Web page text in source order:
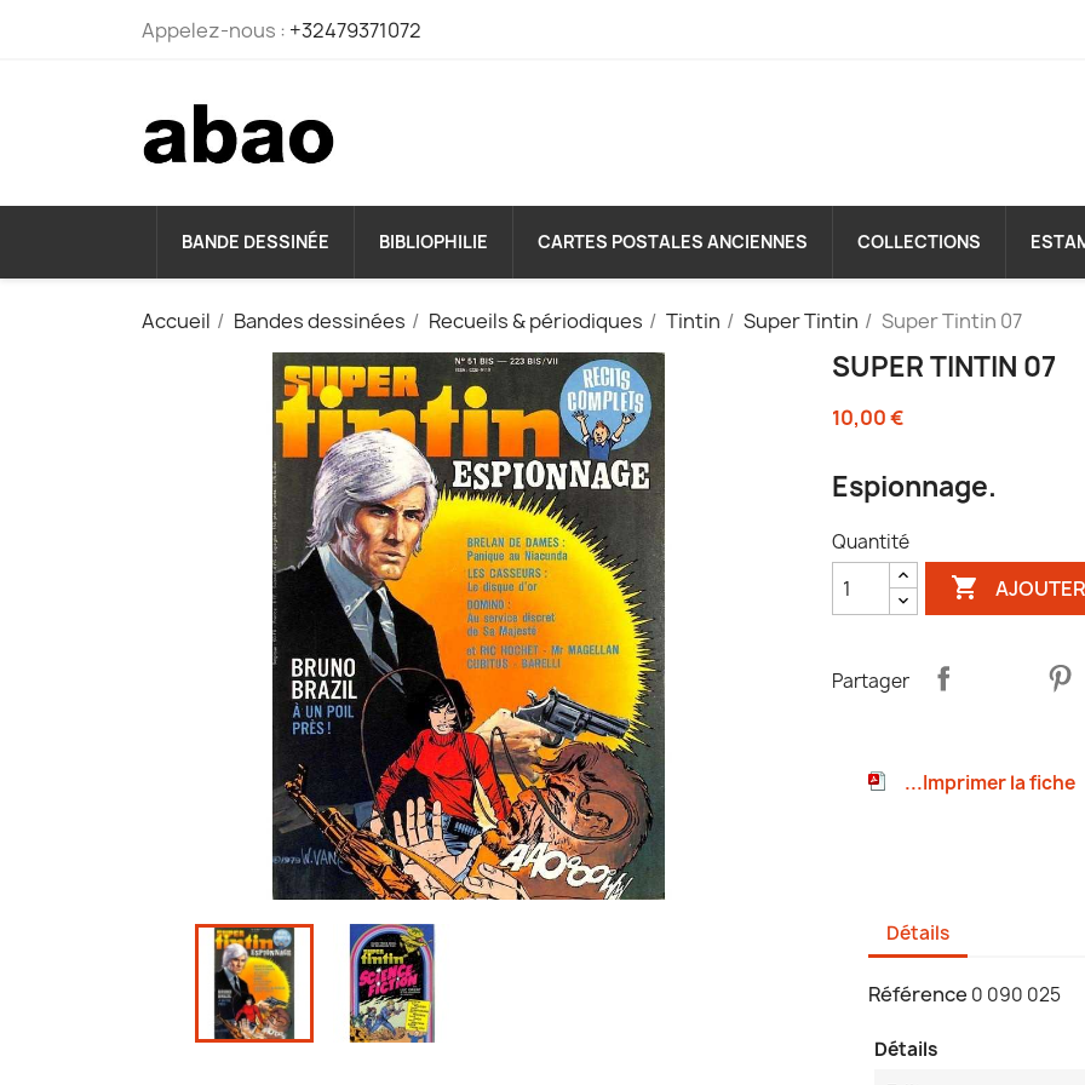
Appelez-nous : +32479371072
BANDE DESSINÉE BIBLIOPHILIE CARTES POSTALES ANCIENNES COLLECTIONS
Accueil Bandes dessinées Recueils & périodiques Tintin Super Tintin Super Tintin 07
SUPER TINTIN 07
10,00 €
Espionnage.
Quantité

Partager
...Imprimer la fiche
Détails
Référence 0 090 025
Détails